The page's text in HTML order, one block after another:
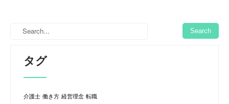
タグ
介護士 働き方 経営理念 転職